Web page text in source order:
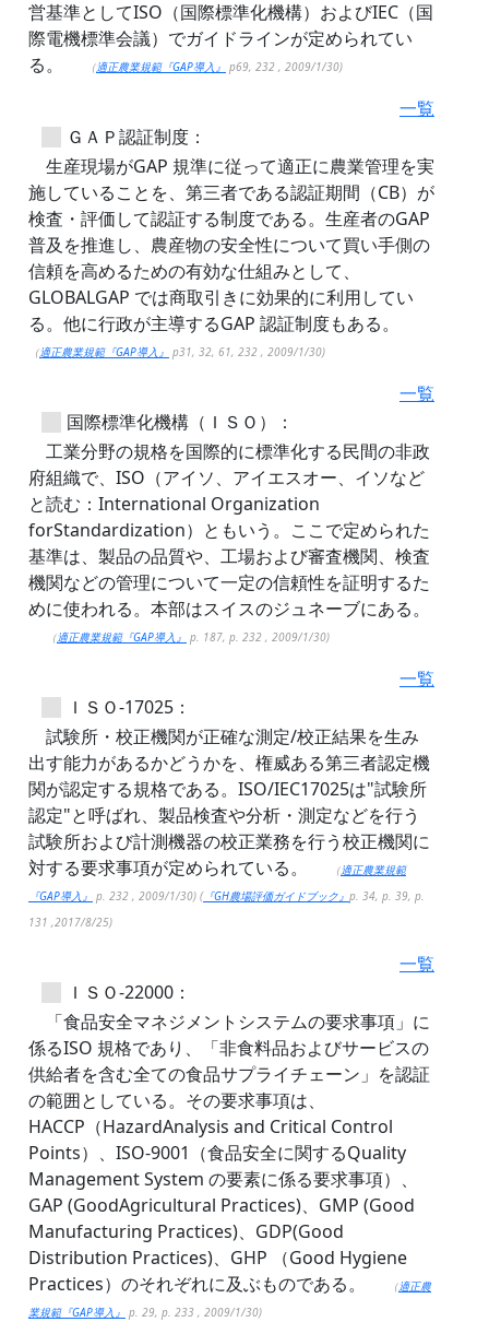
営基準としてISO（国際標準化機構）およびIEC（国
際電機標準会議）でガイドラインが定められてい
る。
（適正農業規範『GAP導入』 p69, 232 , 2009/1/30)
一覧
ＧＡＰ認証制度：
生産現場がGAP 規準に従って適正に農業管理を実
施していることを、第三者である認証期間（CB）が
検査・評価して認証する制度である。生産者のGAP
普及を推進し、農産物の安全性について買い手側の
信頼を高めるための有効な仕組みとして、
GLOBALGAP では商取引きに効果的に利用してい
る。他に行政が主導するGAP 認証制度もある。
（適正農業規範『GAP導入』 p31, 32, 61, 232 , 2009/1/30)
一覧
国際標準化機構（ＩＳＯ）：
工業分野の規格を国際的に標準化する民間の非政
府組織で、ISO（アイソ、アイエスオー、イソなど
と読む：International Organization
forStandardization）ともいう。ここで定められた
基準は、製品の品質や、工場および審査機関、検査
機関などの管理について一定の信頼性を証明するた
めに使われる。本部はスイスのジュネーブにある。
（適正農業規範『GAP導入』 p. 187, p. 232 , 2009/1/30)
一覧
ＩＳＯ-17025：
試験所・校正機関が正確な測定/校正結果を生み
出す能力があるかどうかを、権威ある第三者認定機
関が認定する規格である。ISO/IEC17025は"試験所
認定"と呼ばれ、製品検査や分析・測定などを行う
試験所および計測機器の校正業務を行う校正機関に
対する要求事項が定められている。
（適正農業規範
『GAP導入』 p. 232 , 2009/1/30) (『GH農場評価ガイドブック』 p. 34, p. 39, p.
131 ,2017/8/25)
一覧
ＩＳＯ-22000：
「食品安全マネジメントシステムの要求事項」に
係るISO 規格であり、「非食料品およびサービスの
供給者を含む全ての食品サプライチェーン」を認証
の範囲としている。その要求事項は、
HACCP（HazardAnalysis and Critical Control
Points）、ISO-9001（食品安全に関するQuality
Management System の要素に係る要求事項）、
GAP (GoodAgricultural Practices)、GMP (Good
Manufacturing Practices)、GDP(Good
Distribution Practices)、GHP （Good Hygiene
Practices）のそれぞれに及ぶものである。
（適正農
業規範『GAP導入』 p. 29, p. 233 , 2009/1/30)